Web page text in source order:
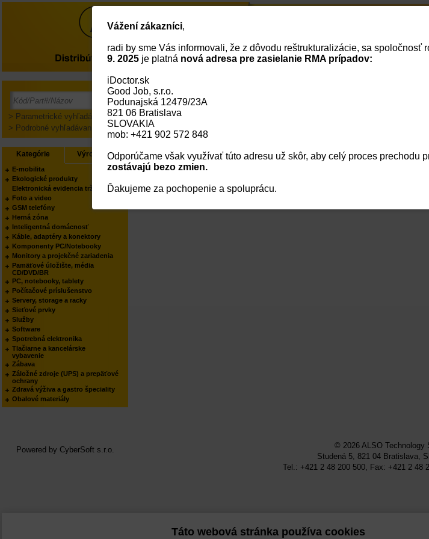
Prihlásenie
> Parametrické vyhľadávanie
> Podrobné vyhľadávanie
Kategórie Výrobcovia
E-mobilita
Ekologické produkty
Elektronická evidencia tržieb
Foto a video
GSM telefóny
Herná zóna
Inteligentná domácnosť
Káble, adaptéry a konektory
Komponenty PC/Notebooky
Monitory a projekčné zariadenia
Pamäťové úložište, média
CD/DVD/BR
PC, notebooky, tablety
Počítačové príslušenstvo
Servery, storage a racky
Sieťové prvky
Služby
Software
Spotrebná elektronika
Tlačiarne a kancelárske
vybavenie
Zábava
Záložné zdroje (UPS) a prepäťové
ochrany
Zdravá výživa a gastro špeciality
Obalové materiály
O nás Cenník Vaše dokumenty Vaša firma Reklamácie
Powered by CyberSoft s.r.o. © 2026 ALSO Technology
Studená 5, 821 04 Bratislava,
Tel.: +421 2 48 200 500, Fax: +421 2 48
Táto webová stránka používa cookies
Vážení zákazníci,
radi by sme Vás informovali, že z dôvodu reštrukturalizácie, sa
9. 2025 je platná nová adresa pre zasielanie RMA prípadov:
iDoctor.sk
Good Job, s.r.o.
Podunajská 12479/23A
821 06 Bratislava
SLOVAKIA
mob: +421 902 572 848
Odporúčame však využívať túto adresu už skôr, aby celý proces prechodu
zostávajú bezo zmien.
Ďakujeme za pochopenie a spoluprácu.